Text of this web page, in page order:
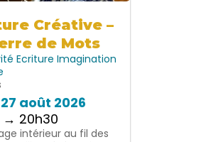
Créative –
de Mots
Ecriture Imagination
août 2026
→ 20h30
intérieur au fil des